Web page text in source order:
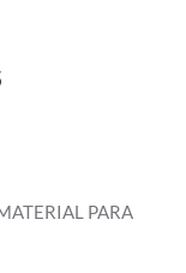
PARA